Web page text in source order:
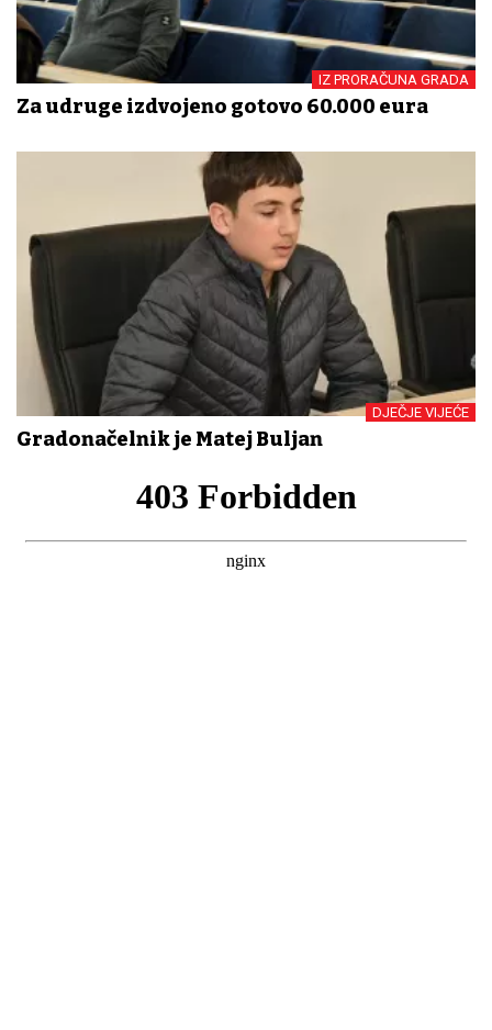
IZ PRORAČUNA GRADA
Za udruge izdvojeno gotovo 60.000 eura
DJEČJE VIJEĆE
Gradonačelnik je Matej Buljan